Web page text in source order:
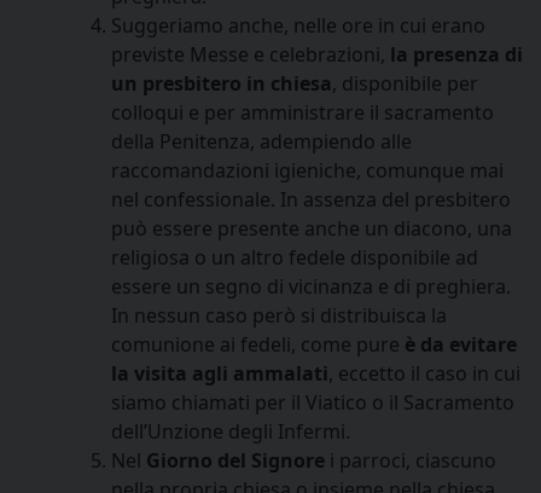
Suggeriamo anche, nelle ore in cui erano
previste Messe e celebrazioni, la presenza di
un presbitero in chiesa, disponibile per
colloqui e per amministrare il sacramento
della Penitenza, adempiendo alle
raccomandazioni igieniche, comunque mai
nel confessionale. In assenza del presbitero
può essere presente anche un diacono, una
religiosa o un altro fedele disponibile ad
essere un segno di vicinanza e di preghiera.
In nessun caso però si distribuisca la
comunione ai fedeli, come pure è da evitare
la visita agli ammalati, eccetto il caso in cui
siamo chiamati per il Viatico o il Sacramento
dell’Unzione degli Infermi.
Nel Giorno del Signore i parroci, ciascuno